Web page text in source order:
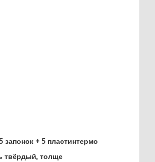
запонок + 5 пластинтермо
твёрдый, толще